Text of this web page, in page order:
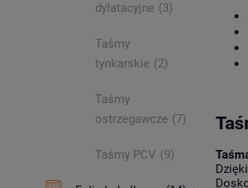
dylatacyjne (3)
Taśmy
tynkarskie (2)
Taśmy
ostrzegawcze (7)
Taśmy PCV (9)